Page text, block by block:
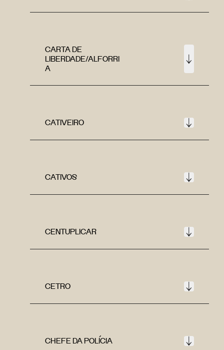
CARTA DE
LIBERDADE/ALFORRI
A
CATIVEIRO
CATIVOS
CENTUPLICAR
CETRO
CHEFE DA POLÍCIA